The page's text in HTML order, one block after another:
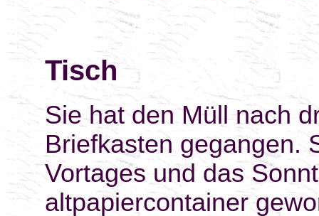
Tisch
Sie hat den Müll nach
Briefkasten gegangen.
Vortages und das
altpapiercontainer